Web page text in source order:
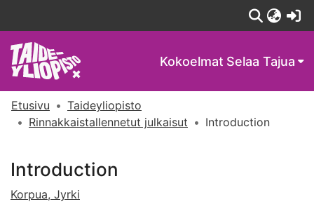
Kokoelmat Selaa Tajua
Etusivu
Taideyliopisto
Rinnakkaistallennetut julkaisut
Introduction
Introduction
Korpua, Jyrki